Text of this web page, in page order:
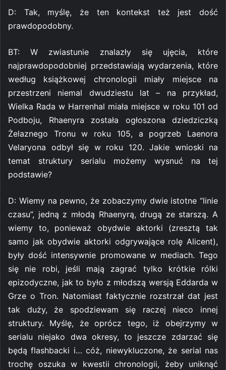
D: Tak, myślę, że ten kontekst też jest dość
prawdopodobny.
BT: W zwiastunie znalazły się ujęcia, które
najprawdopodobniej przedstawiają wydarzenia, które
według książkowej chronologii miały miejsce na
przestrzeni niemal dwudziestu lat – na przykład,
Wielka Rada w Harrenhal miała miejsce w roku 101 od
Podboju, Rhaenyra została ogłoszona dziedziczką
Żelaznego Tronu w roku 105, a pogrzeb Laenora
Velaryona odbył się w roku 120. Jakie wnioski na
temat struktury serialu możemy wysnuć na tej
podstawie?
D: Wiemy na pewno, że zobaczymy dwie istotne “linie
czasu”, jedną z młodą Rhaenyrą, drugą ze starszą. A
wiemy to, ponieważ obydwie aktorki (zresztą tak
samo jak obydwie aktorki odgrywające rolę Alicent),
były dość intensywnie promowane w mediach. Tego
się nie robi, jeśli mają zagrać tylko krótkie rólki
epizodyczne, jak to było z młodszą wersją Eddarda w
Grze o Tron. Natomiast faktycznie rozstrzał dat jest
tak duży, że spodziewam się raczej nieco innej
struktury. Myślę, że oprócz tego, iż obejrzymy w
serialu niejako dwa okresy, to jeszcze zdarzać się
będą flashbacki i… cóż, niewykluczone, że serial nas
trochę oszuka w kwestii chronologii, żeby uniknąć